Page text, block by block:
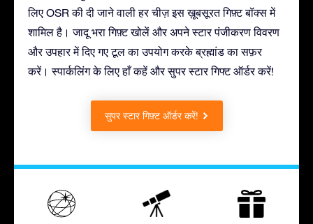
लिए OSR की दी जाने वाली हर चीज़ इस ख़ूबसूरत गिफ़्ट बॉक्स में
शामिल है। जादू भरा गिफ़्ट खोलें और अपने स्टार पंजीकरण विवरण
और उपहार में दिए गए टूल का उपयोग करके ब्रह्मांड का सफ़र
करें। स्पार्कलिंग के लिए हाँ कहें और सुपर स्टार गिफ्ट ऑर्डर करें!
सुपर स्टार गिफ़्ट ऑर्डर करें!